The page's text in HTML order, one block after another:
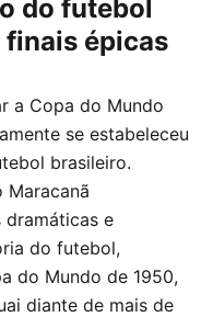
do futebol
épicas
a Copa do Mundo
se estabeleceu
brasileiro.
Maracanã
dramáticas e
do futebol,
do Mundo de 1950,
diante de mais de